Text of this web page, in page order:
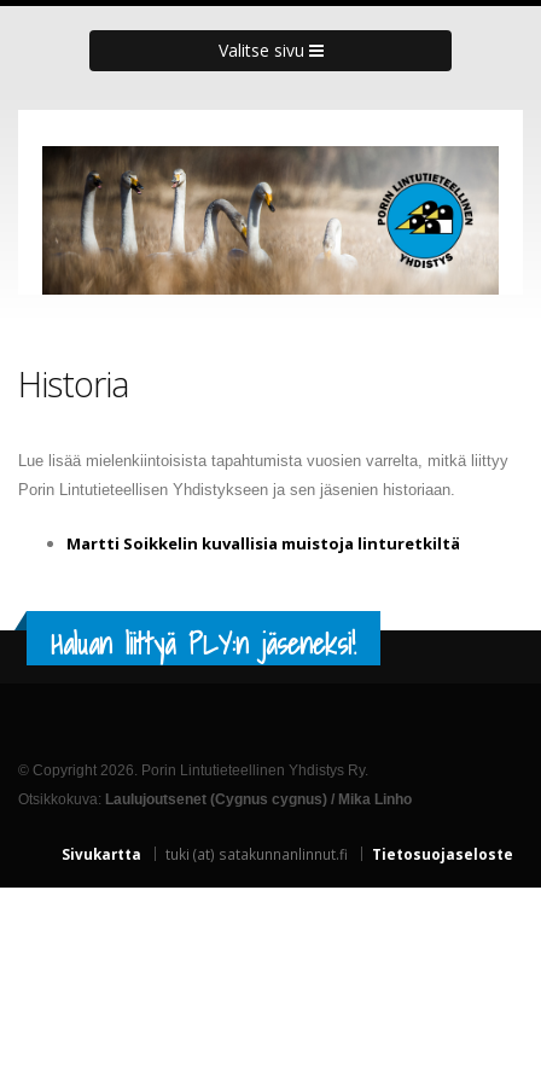
Valitse sivu
Historia
Lue lisää mielenkiintoisista tapahtumista vuosien varrelta, mitkä liittyy
Porin Lintutieteellisen Yhdistykseen ja sen jäsenien historiaan.
Martti Soikkelin kuvallisia muistoja linturetkiltä
Haluan liittyä PLY:n jäseneksi!
© Copyright 2026. Porin Lintutieteellinen Yhdistys Ry.
Otsikkokuva: Laulujoutsenet (Cygnus cygnus) / Mika Linho
Sivukartta tuki (at) satakunnanlinnut.fi Tietosuojaseloste